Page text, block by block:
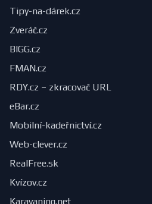
Tipy-na-dárek.cz
Zveráč.cz
BIGG.cz
FMAN.cz
RDY.cz – zkracovač URL
eBar.cz
Mobilní-kadeřnictví.cz
Web-clever.cz
RealFree.sk
Kvízov.cz
Karavaning.net